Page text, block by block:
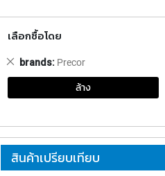
เลือกซื้อโดย
brands Precor
ลบ
สินค้า
ล้าง
สินค้าเปรียบเทียบ